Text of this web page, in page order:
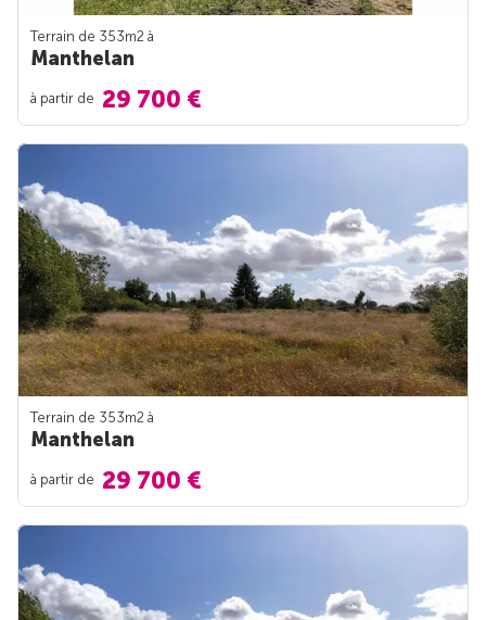
Terrain de 353m2 à
Manthelan
à partir de 29 700 €
Terrain de 353m2 à
Manthelan
à partir de 29 700 €